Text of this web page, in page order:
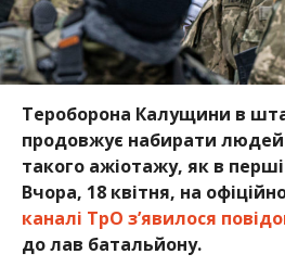
Тероборона Калущини в
продовжує набирати людей
такого ажіотажу, як в
Вчора, 18 квітня, на
каналі ТрО з’явилося
до лав батальйону.